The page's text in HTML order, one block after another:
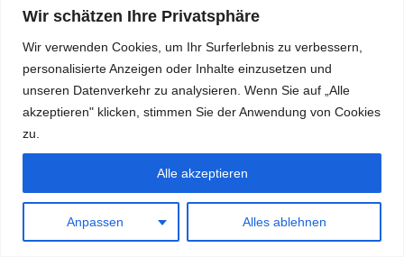
Wir schätzen Ihre Privatsphäre
Wir verwenden Cookies, um Ihr Surferlebnis zu verbessern,
personalisierte Anzeigen oder Inhalte einzusetzen und
unseren Datenverkehr zu analysieren. Wenn Sie auf „Alle
akzeptieren" klicken, stimmen Sie der Anwendung von Cookies
zu.
Anpassen Alles ablehnen
Alle akzeptieren
Anwalt für Zulassung der Berufung
Anwalt für Kommunalrecht
Anwalt für Bauordnungsrecht & öffentliches Baurecht